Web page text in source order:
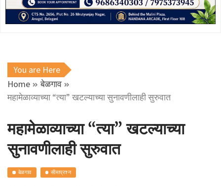
You are Here
Home
बेळगाव
महामेळाव्याच्या “त्या” खटल्याच्या सुनावणीलाही सुरुवात
महामेळाव्याच्या “त्या” खटल्याच्या
सुनावणीलाही सुरुवात
बेळगाव सीमाप्रश्न